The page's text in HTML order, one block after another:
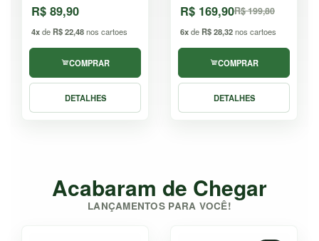
R$ 89,90
4xde R$ 22,48nos cartoes
COMPRAR
DETALHES
R$ 169,90R$ 199,80
6xde R$ 28,32nos cartoes
COMPRAR
DETALHES
Acabaram de Chegar
LANÇAMENTOS PARA VOCÊ!